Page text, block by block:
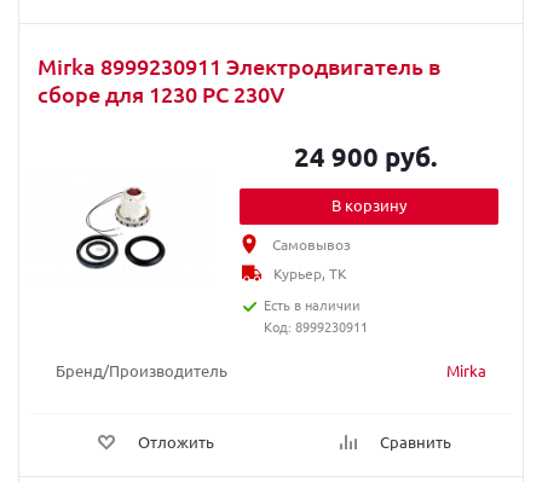
Mirka 8999230911 Электродвигатель в
сборе для 1230 PC 230V
Бренд/Производитель Mirka
Отложить Сравнить
24 900 руб.
В корзину
Самовывоз
Курьер, ТК
Есть в наличии
Код: 8999230911